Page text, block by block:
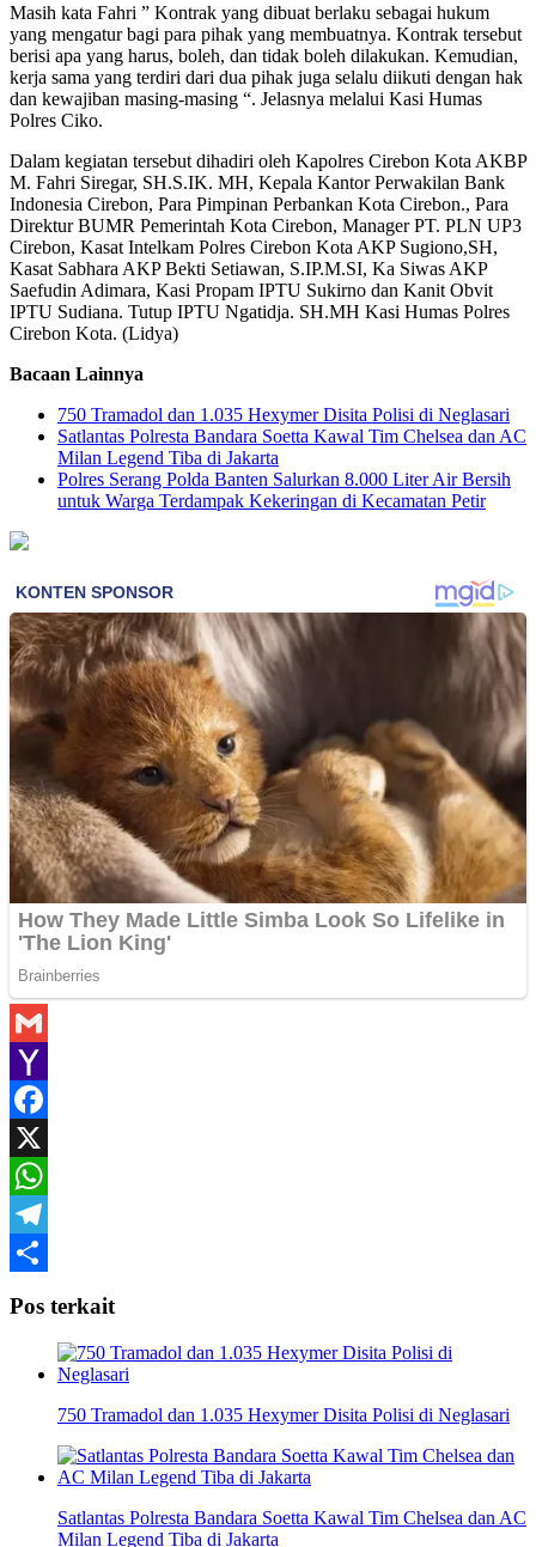
Masih kata Fahri ” Kontrak yang dibuat berlaku sebagai hukum
yang mengatur bagi para pihak yang membuatnya. Kontrak tersebut
berisi apa yang harus, boleh, dan tidak boleh dilakukan. Kemudian,
kerja sama yang terdiri dari dua pihak juga selalu diikuti dengan hak
dan kewajiban masing-masing “. Jelasnya melalui Kasi Humas
Polres Ciko.
Dalam kegiatan tersebut dihadiri oleh Kapolres Cirebon Kota AKBP
M. Fahri Siregar, SH.S.IK. MH, Kepala Kantor Perwakilan Bank
Indonesia Cirebon, Para Pimpinan Perbankan Kota Cirebon., Para
Direktur BUMR Pemerintah Kota Cirebon, Manager PT. PLN UP3
Cirebon, Kasat Intelkam Polres Cirebon Kota AKP Sugiono,SH,
Kasat Sabhara AKP Bekti Setiawan, S.IP.M.SI, Ka Siwas AKP
Saefudin Adimara, Kasi Propam IPTU Sukirno dan Kanit Obvit
IPTU Sudiana. Tutup IPTU Ngatidja. SH.MH Kasi Humas Polres
Cirebon Kota. (Lidya)
Bacaan Lainnya
750 Tramadol dan 1.035 Hexymer Disita Polisi di Neglasari
Satlantas Polresta Bandara Soetta Kawal Tim Chelsea dan AC
Milan Legend Tiba di Jakarta
Polres Serang Polda Banten Salurkan 8.000 Liter Air Bersih
untuk Warga Terdampak Kekeringan di Kecamatan Petir
Gmail
Yahoo
Mail
Facebook
X
WhatsApp
Telegram
Pos terkait
750 Tramadol dan 1.035 Hexymer Disita Polisi di Neglasari
Satlantas Polresta Bandara Soetta Kawal Tim Chelsea dan AC
Milan Legend Tiba di Jakarta